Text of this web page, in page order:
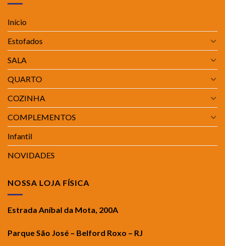
Início
Estofados
SALA
QUARTO
COZINHA
COMPLEMENTOS
Infantil
NOVIDADES
NOSSA LOJA FÍSICA
Estrada Aníbal da Mota, 200A
Parque São José – Belford Roxo – RJ